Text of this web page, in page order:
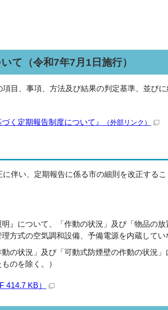
て（令和7年7月1日施行）
目、事項、方法及び結果の判定基準、並び
く定期報告制度について』 （外部リンク）
に伴い 、定期報告に係る市の細則を改正する
明』について、「作動の状況」及び「物品の
方式の空気調和設備、予備電源を内蔵してい
動の状況」及び「可動式防煙壁の作動の状況
のを除く。）
414.7 KB）